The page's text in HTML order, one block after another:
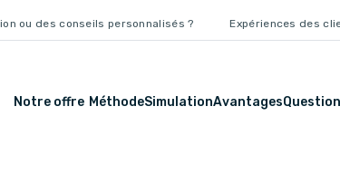
ou des conseils personnalisés ? Expériences des
Notre offre MéthodeSimulationAvantages